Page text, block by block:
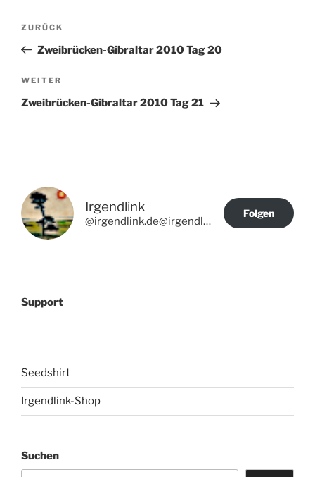
Beitragsnavigation
Vorheriger
Beitrag
ZURÜCK
Zweibrücken-Gibraltar 2010 Tag 20
Nächster
Beitrag
WEITER
Zweibrücken-Gibraltar 2010 Tag 21
Irgendlink
@irgendlink.de@irgendlink.de
Folgen
Support
Seedshirt
Irgendlink-Shop
Suchen